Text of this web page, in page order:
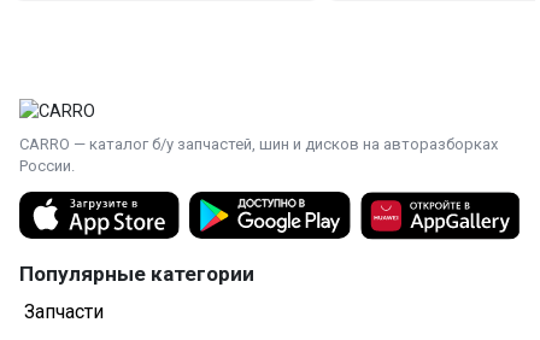
CARRO — каталог б/у запчастей, шин и дисков на авторазборках
России.
Популярные категории
Запчасти